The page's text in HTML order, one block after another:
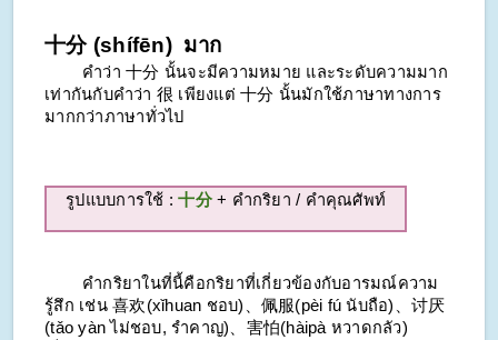
十分 (shífēn) มาก
คำว่า 十分 นั้นจะมีความหมาย และระดับความมาก
เท่ากันกับคำว่า 很 เพียงแต่ 十分 นั้นมักใช้ภาษาทางการ
มากกว่าภาษาทั่วไป
รูปแบบการใช้ :十分+ คำกริยา / คำคุณศัพท์
คำกริยาในที่นี้คือกริยาที่เกี่ยวข้องกับอารมณ์ความ
รู้สึก เช่น 喜欢(xǐhuan ชอบ)、佩服(pèi fú นับถือ)、讨厌
(tǎo yànไม่ชอบ, รำคาญ)、害怕(hàipàหวาดกลัว)